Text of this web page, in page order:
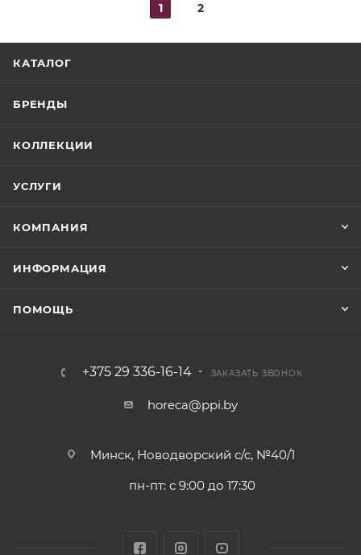
1 2
КАТАЛОГ
БРЕНДЫ
КОЛЛЕКЦИИ
УСЛУГИ
КОМПАНИЯ
ИНФОРМАЦИЯ
ПОМОЩЬ
+375 29 336-16-14 ЗАКАЗАТЬ ЗВОНОК
horeca@ppi.by
Минск, Новодворский с/с, №40/1
пн-пт: с 9:00 до 17:30